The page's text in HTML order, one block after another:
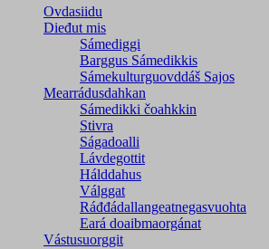
Ovdasiidu
Dieđut mis
Sámediggi
Barggus Sámedikkis
Sámekulturguovddáš Sajos
Mearrádusdahkan
Sámedikki čoahkkin
Stivra
Ságadoalli
Lávdegottit
Hálddahus
Válggat
Ráđđádallangeatnegas­vuohta
Eará doaibmaorgánat
Vástusuorggit